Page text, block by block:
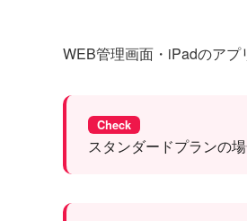
WEB管理画面・iPadのアプ
Check
スタンダードプランの